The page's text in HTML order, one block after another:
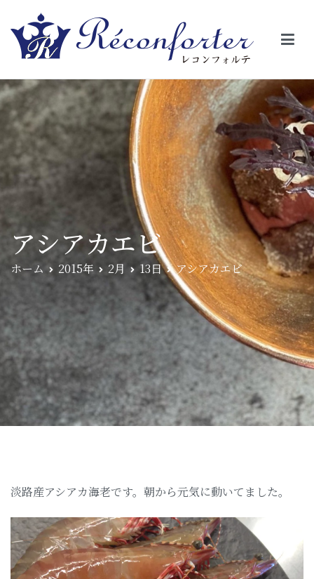
【レコンフォルテ】吹田・千里山/フレンチ（フラ
ンス料理）
絵の様に見える。そんな空間で、ゆっくり素材そのものの旨さを閉
じ込めたフレンチを・・・・・。
アシアカエビ
ホーム 2015年 2月 13日 アシアカエビ
淡路産アシアカ海老です。朝から元気に動いてました。